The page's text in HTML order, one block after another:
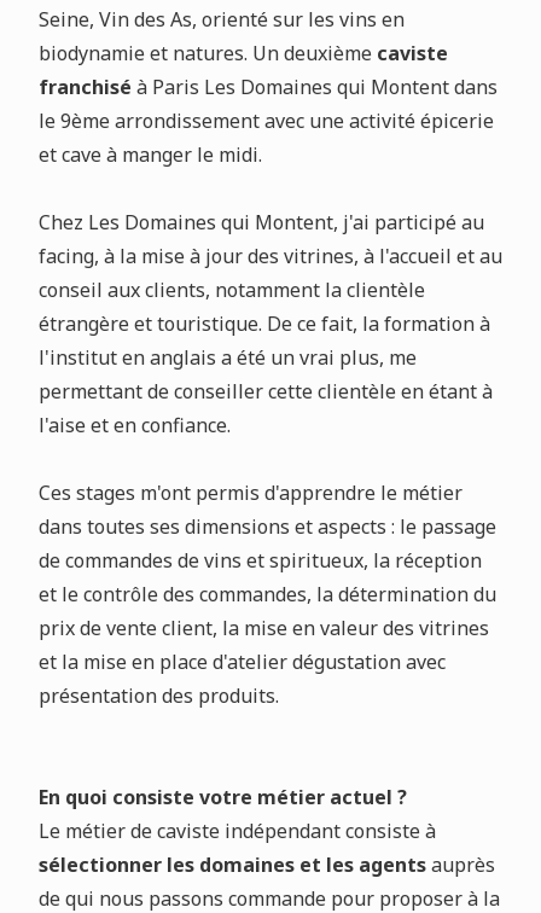
Seine, Vin des As, orienté sur les vins en
biodynamie et natures. Un deuxièmecaviste
franchisé à Paris Les Domaines qui Montent dans
le 9ème arrondissement avec une activité épicerie
et cave à manger le midi.
Chez Les Domaines qui Montent, j'ai participé au
facing, à la mise à jour des vitrines, à l'accueil et au
conseil aux clients, notamment la clientèle
étrangère et touristique. De ce fait, la formation à
l'institut en anglais a été un vrai plus, me
permettant de conseiller cette clientèle en étant à
l'aise et en confiance.
Ces stages m'ont permis d'apprendre le métier
dans toutes ses dimensions et aspects : le passage
de commandes de vins et spiritueux, la réception
et le contrôle des commandes, la détermination du
prix de vente client, la mise en valeur des vitrines
et la mise en place d'atelier dégustation avec
présentation des produits.
En quoi consiste votre métier actuel ?
Le métier de caviste indépendant consiste à
sélectionner les domaines et les agentsauprès
de qui nous passons commande pour proposer à la